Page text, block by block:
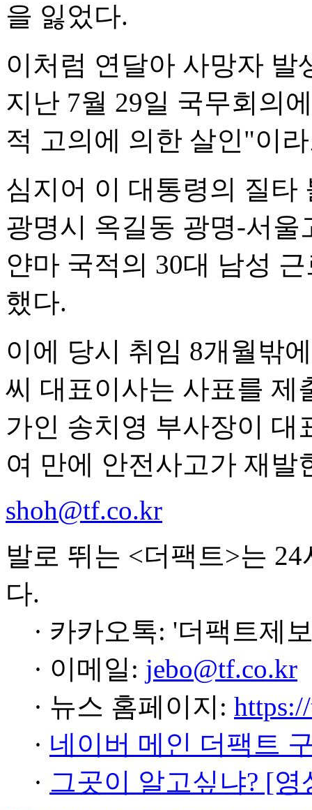
을 잃었다.
이처럼 연달아 사망자
지난 7월 29일 국무회의
적 고의에 의한 살인"이
심지어 이 대통령의 질타
광명시 옥길동 광명-서
얀마 국적의 30대 남성
했다.
이에 당시 취임 8개월밖
씨 대표이사는 사표를 제
가인 송치영 부사장이 대
여 만에 안전사고가 재발
shoh@tf.co.kr
발로 뛰는 <더팩트>는
다.
· 카카오톡: '더팩트제
· 이메일: jebo@tf.co.kr
· 뉴스 홈페이지:
· 네이버 메인 더팩트
· 그곳이 알고싶냐? [